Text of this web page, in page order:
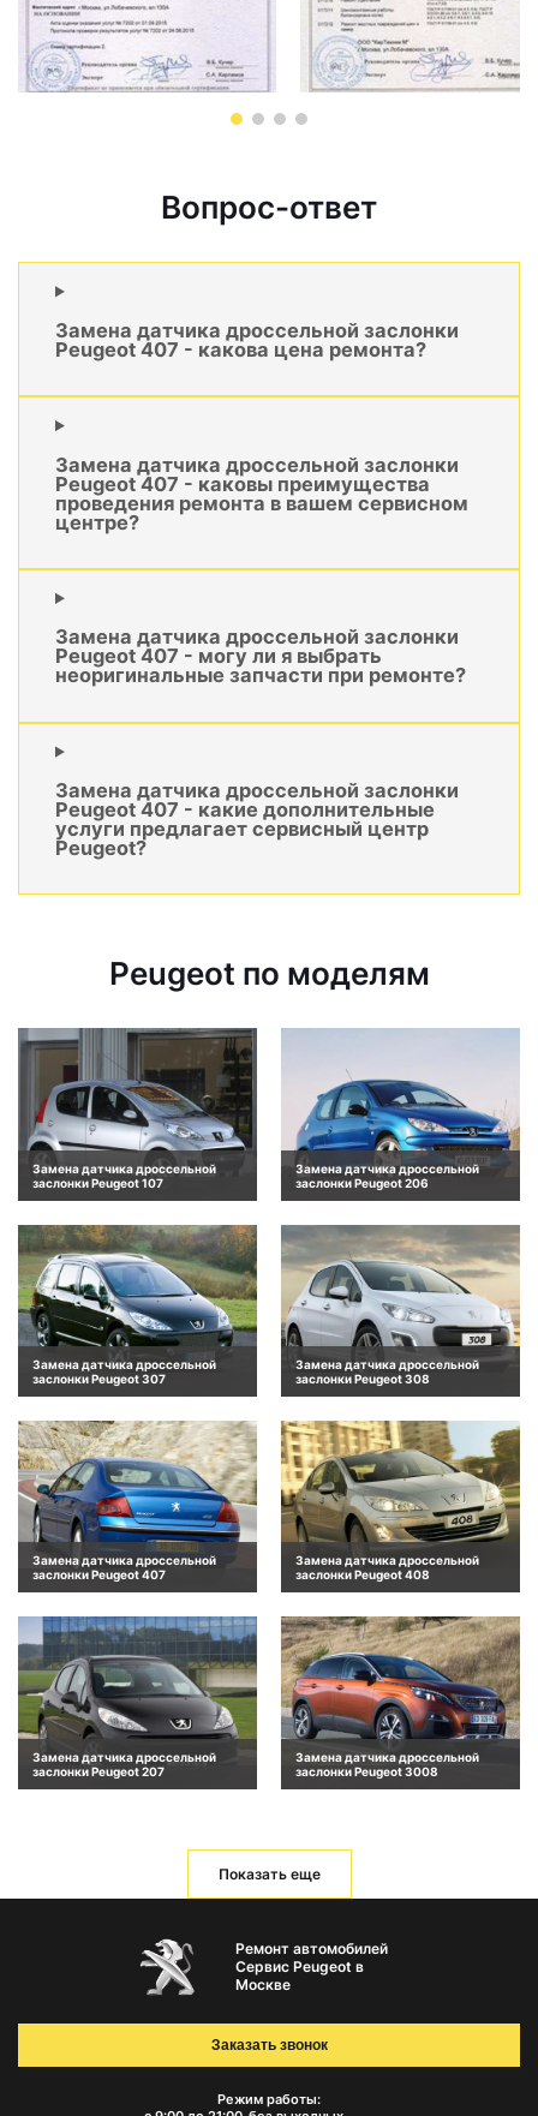
Вопрос-ответ
Замена датчика дроссельной заслонки
Peugeot 407 - какова цена ремонта?
Замена датчика дроссельной заслонки
Peugeot 407 - каковы преимущества
проведения ремонта в вашем сервисном
центре?
Замена датчика дроссельной заслонки
Peugeot 407 - могу ли я выбрать
неоригинальные запчасти при ремонте?
Замена датчика дроссельной заслонки
Peugeot 407 - какие дополнительные
услуги предлагает сервисный центр
Peugeot?
Peugeot по моделям
Замена датчика дроссельной
заслонки Peugeot 107
Замена датчика дроссельной
заслонки Peugeot 206
Замена датчика дроссельной
заслонки Peugeot 307
Замена датчика дроссельной
заслонки Peugeot 308
Замена датчика дроссельной
заслонки Peugeot 407
Замена датчика дроссельной
заслонки Peugeot 408
Замена датчика дроссельной
заслонки Peugeot 207
Замена датчика дроссельной
заслонки Peugeot 3008
Показать еще
Ремонт автомобилей
Сервис Peugeot в
Москве
Режим работы:
Заказать звонок